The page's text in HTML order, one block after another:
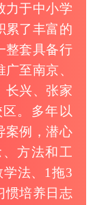
力于中小学
累了丰富的
整套具备行
至南京、
长兴、张家
。多年以
案例，潜心
方法和工
法、1拖3
惯培养日志